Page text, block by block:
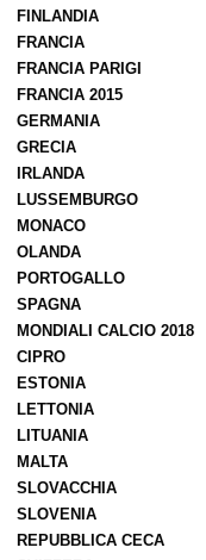
FINLANDIA
FRANCIA
FRANCIA PARIGI
FRANCIA 2015
GERMANIA
GRECIA
IRLANDA
LUSSEMBURGO
MONACO
OLANDA
PORTOGALLO
SPAGNA
MONDIALI CALCIO 2018
CIPRO
ESTONIA
LETTONIA
LITUANIA
MALTA
SLOVACCHIA
SLOVENIA
REPUBBLICA CECA